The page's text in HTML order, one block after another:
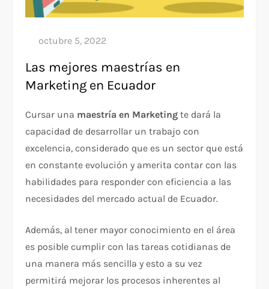
Las mejores maestrías en
Marketing en Ecuador
Cursar una maestría en Marketing te dará la
capacidad de desarrollar un trabajo con
excelencia, considerado que es un sector que está
en constante evolución y amerita contar con las
habilidades para responder con eficiencia a las
necesidades del mercado actual de Ecuador.
Además, al tener mayor conocimiento en el área
es posible cumplir con las tareas cotidianas de
una manera más sencilla y esto a su vez
permitirá mejorar los procesos inherentes al